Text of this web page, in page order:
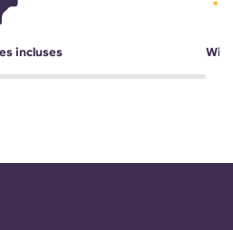
incluses Wi-